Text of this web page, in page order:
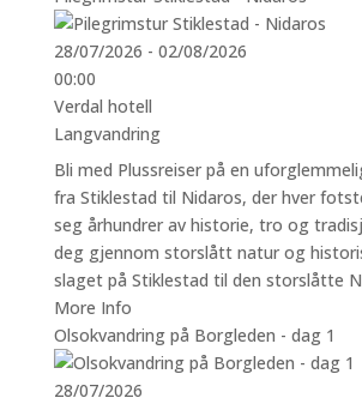
28/07/2026 - 02/08/2026
00:00
Verdal hotell
Langvandring
Bli med Plussreiser på en
fra Stiklestad til Nidaros, der hver
seg århundrer av historie, tro og
deg gjennom storslått natur og
slaget på Stiklestad til den storslåtte
More Info
Olsokvandring på Borgleden - dag 1
28/07/2026